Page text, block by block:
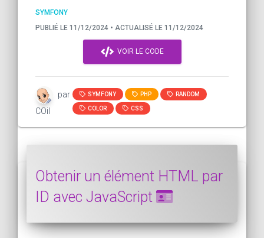
SYMFONY
PUBLIÉ LE 11/12/2024 • ACTUALISÉ LE 11/12/2024
VOIR LE CODE
par
COil
SYMFONY PHP RANDOM
COLOR CSS
Obtenir un élément HTML par
ID avec JavaScript